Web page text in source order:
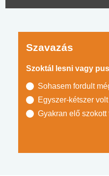
Szavazás
Szoktál lesni vagy
Sohasem fordult
Egyszer-kétszer
Gyakran elő szokott